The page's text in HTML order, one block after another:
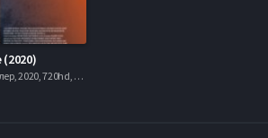
Драма, Триллер, 2020, 720hd, mobilen